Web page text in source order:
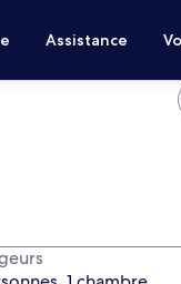
Assistance